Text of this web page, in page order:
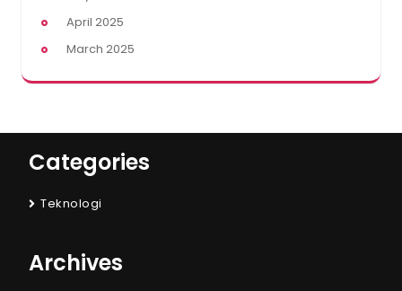
April 2025
March 2025
Categories
Teknologi
Archives